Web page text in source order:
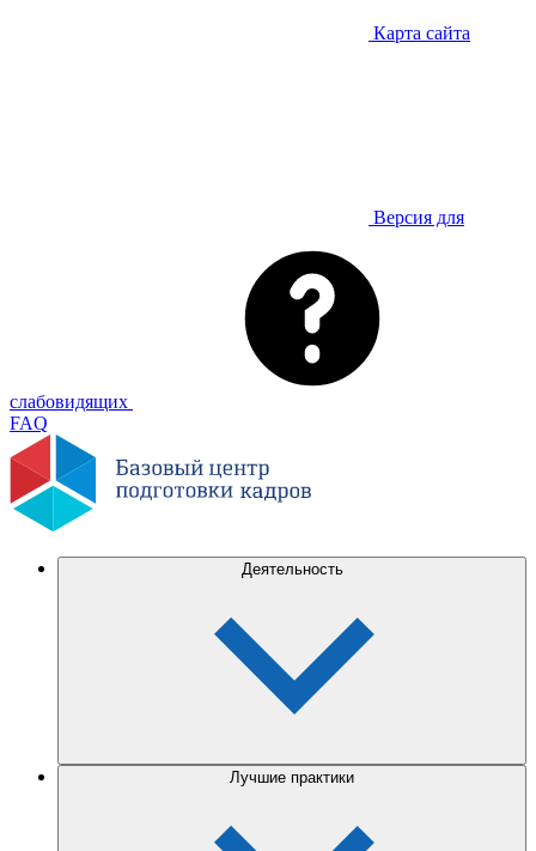
Карта сайта
Версия для
слабовидящих
FAQ
Деятельность
Лучшие практики